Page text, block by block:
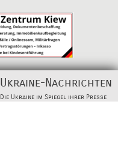
Ukraine-Nachrichten
Die Ukraine im Spiegel ihrer Presse